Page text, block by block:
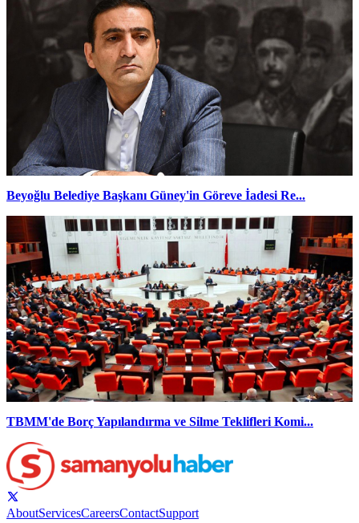
Beyoğlu Belediye Başkanı Güney'in Göreve İadesi Re...
TBMM'de Borç Yapılandırma ve Silme Teklifleri Komi...
AboutServicesCareersContactSupport